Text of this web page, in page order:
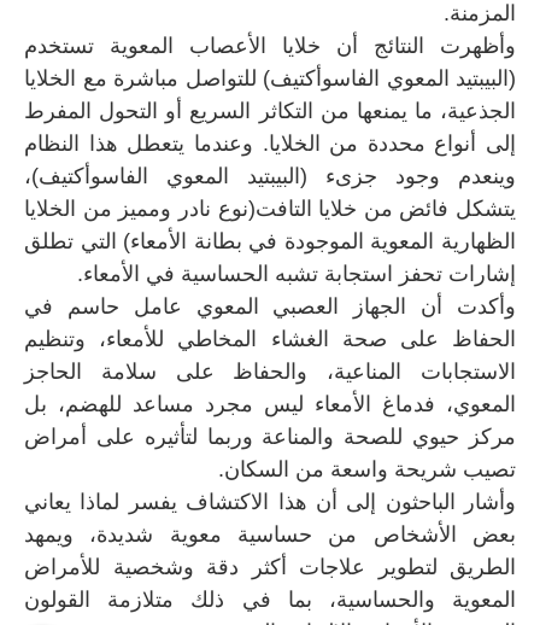
المزمنة.
وأظهرت النتائج أن خلايا الأعصاب المعوية تستخدم
(البيبتيد المعوي الفاسوأكتيف) للتواصل مباشرة مع الخلايا
الجذعية، ما يمنعها من التكاثر السريع أو التحول المفرط
إلى أنواع محددة من الخلايا. وعندما يتعطل هذا النظام
وينعدم وجود جزىء (البيبتيد المعوي الفاسوأكتيف)،
يتشكل فائض من خلايا التافت(نوع نادر ومميز من الخلايا
الظهارية المعوية الموجودة في بطانة الأمعاء) التي تطلق
إشارات تحفز استجابة تشبه الحساسية في الأمعاء.
وأكدت أن الجهاز العصبي المعوي عامل حاسم في
الحفاظ على صحة الغشاء المخاطي للأمعاء، وتنظيم
الاستجابات المناعية، والحفاظ على سلامة الحاجز
المعوي، فدماغ الأمعاء ليس مجرد مساعد للهضم، بل
مركز حيوي للصحة والمناعة وربما لتأثيره على أمراض
تصيب شريحة واسعة من السكان.
وأشار الباحثون إلى أن هذا الاكتشاف يفسر لماذا يعاني
بعض الأشخاص من حساسية معوية شديدة، ويمهد
الطريق لتطوير علاجات أكثر دقة وشخصية للأمراض
المعوية والحساسية، بما في ذلك متلازمة القولون